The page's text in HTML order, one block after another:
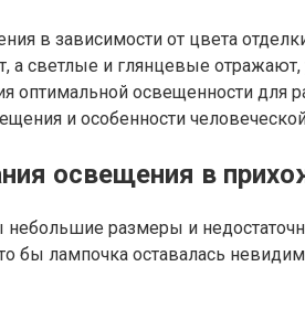
в зависимости от цвета
светлые и глянцевые отражают,
оптимальной освещенности для
и особенности
освещения в
размеры и
бы лампочка оставалась